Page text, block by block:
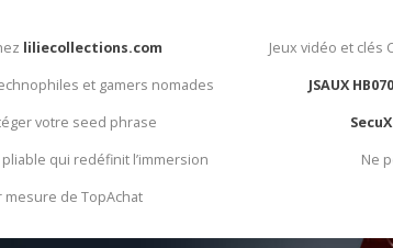
liliecollections.com
et gamers nomades
votre seed phrase
qui redéfinit l’immersion
mesure de TopAchat
Jeux vidéo et clés
JSAUX
Ne